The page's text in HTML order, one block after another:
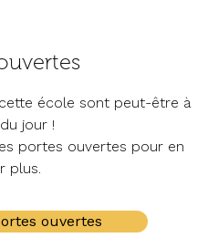
école sont peut-être à
jour !
portes ouvertes pour en
plus.
ouvertes